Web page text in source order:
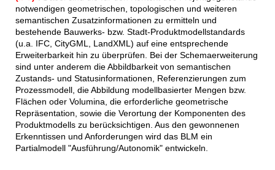
notwendigen geometrischen, topologischen und weiteren
semantischen Zusatzinformationen zu ermitteln und
bestehende Bauwerks- bzw. Stadt-Produktmodellstandards
(u.a. IFC, CityGML, LandXML) auf eine entsprechende
Erweiterbarkeit hin zu überprüfen. Bei der Schemaerweiterung
sind unter anderem die Abbildbarkeit von semantischen
Zustands- und Statusinformationen, Referenzierungen zum
Prozessmodell, die Abbildung modellbasierter Mengen bzw.
Flächen oder Volumina, die erforderliche geometrische
Repräsentation, sowie die Verortung der Komponenten des
Produktmodells zu berücksichtigen. Aus den gewonnenen
Erkenntissen und Anforderungen wird das BLM ein
Partialmodell "Ausführung/Autonomik" entwickeln.